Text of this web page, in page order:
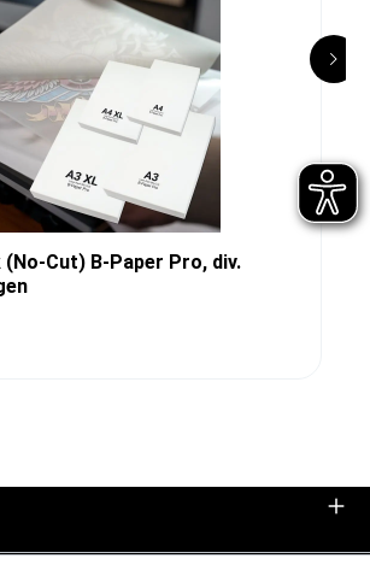
Cut) B-Paper Pro, div.